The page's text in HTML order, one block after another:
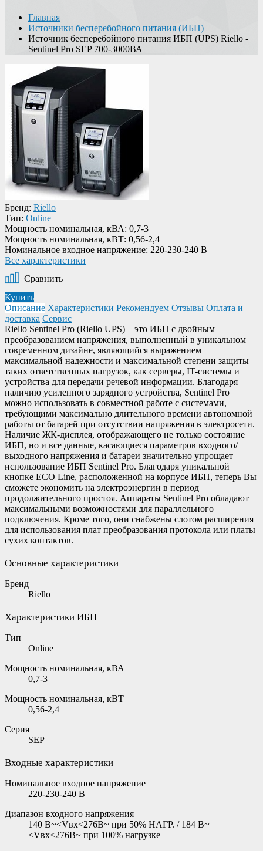
Главная
Источники бесперебойного питания (ИБП)
Источник бесперебойного питания ИБП (UPS) Riello -
Sentinel Pro SEP 700-3000ВА
Бренд: Riello
Тип: Online
Мощность номинальная, кВА: 0,7-3
Мощность номинальная, кВТ: 0,56-2,4
Номинальное входное напряжение: 220-230-240 В
Все характеристики
Сравнить
Купить
Описание Характеристики Рекомендуем Отзывы Оплата и
доставка Сервис
Riello Sentinel Pro (Riello UPS) – это ИБП с двойным
преобразованием напряжения, выполненный в уникальном
современном дизайне, являющийся выражением
максимальной надежности и максимальной степени защиты
таких ответственных нагрузок, как серверы, IT-системы и
устройства для передачи речевой информации. Благодаря
наличию усиленного зарядного устройства, Sentinel Pro
можно использовать в совместной работе с системами,
требующими максимально длительного времени автономной
работы от батарей при отсутствии напряжения в электросети.
Наличие ЖК-дисплея, отображающего не только состояние
ИБП, но и все данные, касающиеся параметров входного/
выходного напряжения и батареи значительно упрощает
использование ИБП Sentinel Pro. Благодаря уникальной
кнопке ECO Line, расположенной на корпусе ИБП, теперь Вы
сможете экономить на электроэнергии в период
продолжительного простоя. Аппараты Sentinel Pro обладают
максимальными возможностями для параллельного
подключения. Кроме того, они снабжены слотом расширения
для использования плат преобразования протокола или платы
сухих контактов.
Основные характеристики
Бренд
Riello
Характеристики ИБП
Тип
Online
Мощность номинальная, кВА
0,7-3
Мощность номинальная, кВТ
0,56-2,4
Серия
SEP
Входные характеристики
Номинальное входное напряжение
220-230-240 В
Диапазон входного напряжения
140 В~<Vвх<276В~ при 50% НАГР. / 184 В~
<Vвх<276B~ при 100% нагрузке